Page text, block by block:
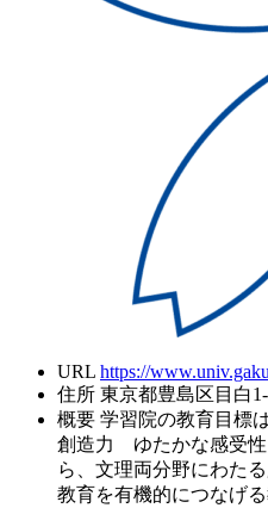
URL https://
住所 東京都豊島区目白1-
概要 学習院の教育目標
創造力 ゆたかな感受性
ら、文理両分野にわた
教育を有機的につなげ